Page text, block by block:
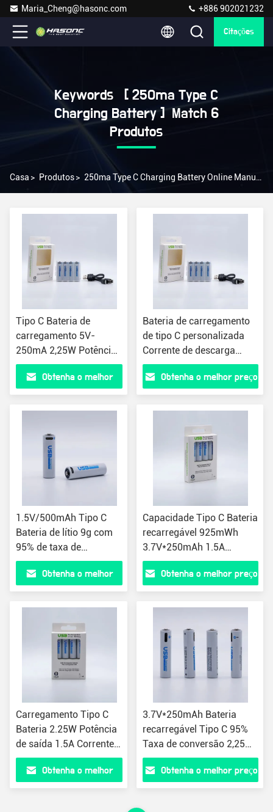
Maria_Cheng@hasonc.com +886 902021232
Citações
Keywords [ 250ma Type C
Charging Battery ] Match 6
Produtos
Casa > Produtos> 250ma Type C Charging Battery Online Manufacturer
Tipo C Bateria de
carregamento 5V-
250mA 2,25W Potência
de saída Design leve 9g
Obtenha o melhor
Bateria de carregamento
de tipo C personalizada
Corrente de descarga
contínua e requisitos
personalizados
Obtenha o melhor preço
1.5V/500mAh Tipo C
Bateria de lítio 9g com
95% de taxa de
conversão
Obtenha o melhor
Capacidade Tipo C Bateria
recarregável 925mWh
3.7V*250mAh 1.5A
Corrente de saída
Obtenha o melhor preço
Carregamento Tipo C
Bateria 2.25W Potência
de saída 1.5A Corrente
Para dispositivos
móveisObtenha o melhor
3.7V*250mAh Bateria
recarregável Tipo C 95%
Taxa de conversão 2,25W
Potência de saída
Obtenha o melhor preço